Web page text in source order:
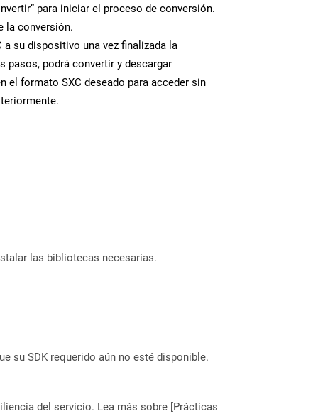
para iniciar el proceso de conversión.
la conversión.
a su dispositivo una vez finalizada la
pasos, podrá convertir y descargar
el formato SXC deseado para acceder sin
las bibliotecas necesarias.
su SDK requerido aún no esté disponible.
del servicio. Lea más sobre [Prácticas